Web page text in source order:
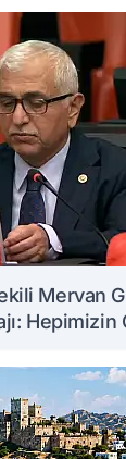
Mervan
Hepimizin